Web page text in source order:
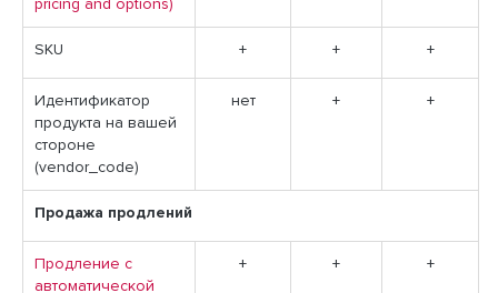
pricing and options)
SKU + + +
Идентификатор
продукта на вашей
стороне
(vendor_code)
нет + +
Продажа продлений
Продление с
автоматической
+ + +